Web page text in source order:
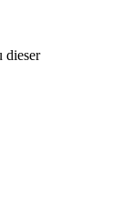
dieser